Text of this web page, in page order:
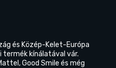
és Közép-Kelet-Európa
termék kínálatával vár.
Good Smile és még